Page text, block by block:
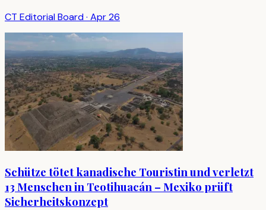
CT Editorial Board· Apr 26
Schütze tötet kanadische Touristin und verletzt
13 Menschen in Teotihuacán – Mexiko prüft
Sicherheitskonzept